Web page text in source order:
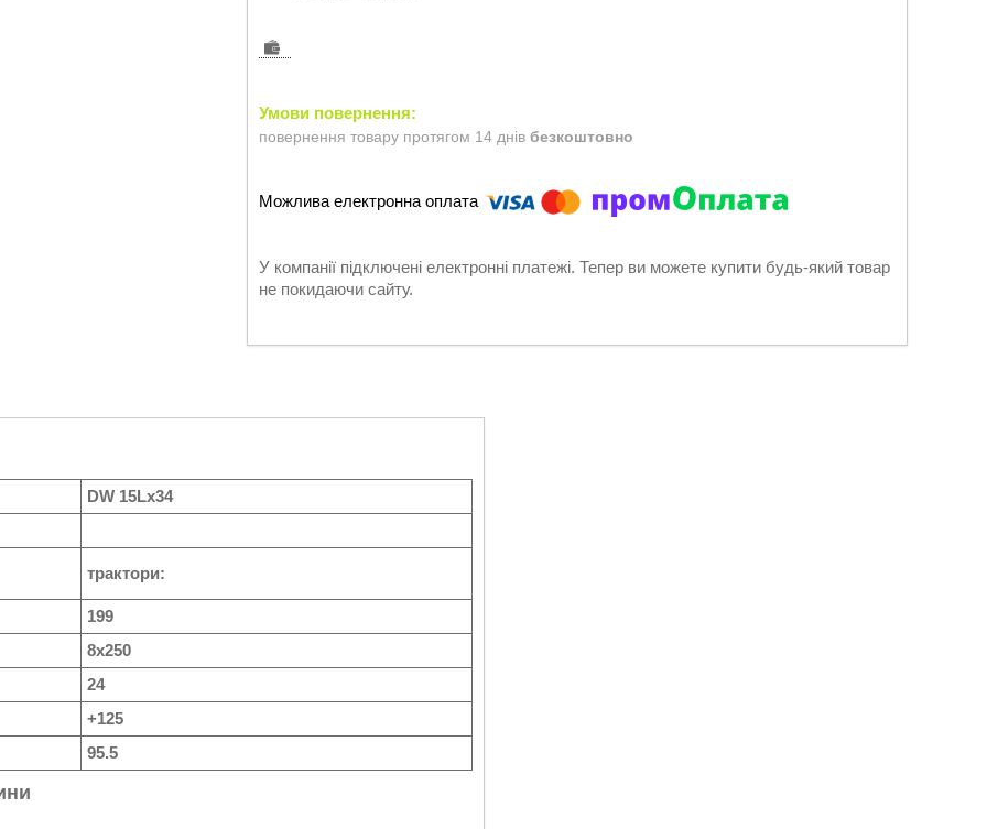
повернення товару протягом 14 днів безкоштовно
У компанії підключені електронні платежі. Тепер ви можете купити будь-який товар
не покидаючи сайту.
DW 15Lx34
трактори:
199
8x250
24
+125
95.5